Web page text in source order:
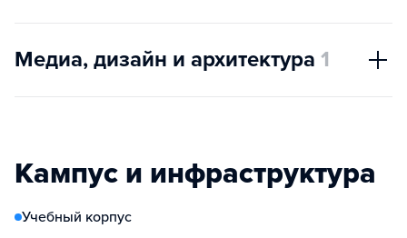
Медиа, дизайн и архитектура 1
Кампус и инфраструктура
Учебный корпус